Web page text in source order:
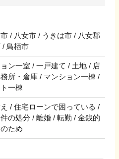
/ 八女市 / うきは市 / 八女郡
/ 鳥栖市
ン一室 / 一戸建て / 土地 / 店
所・倉庫 / マンション一棟 /
一棟
/ 住宅ローンで困っている /
の処分 / 離婚 / 転勤 / 金銭的
ため